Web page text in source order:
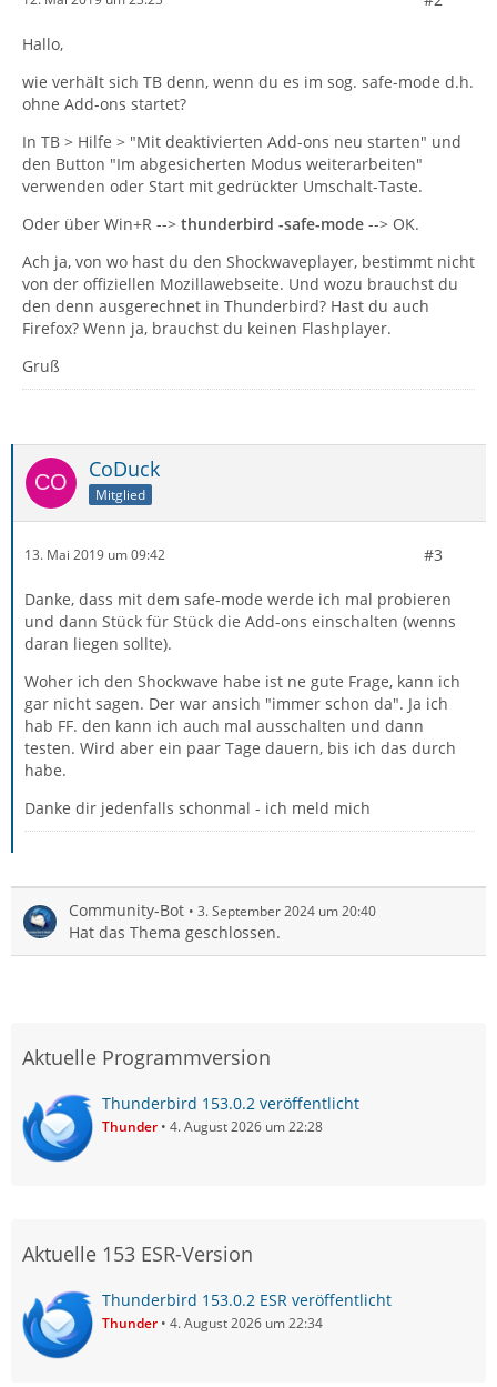
Hallo,
wie verhält sich TB denn, wenn du es im sog. safe-mode d.h.
ohne Add-ons startet?
In TB > Hilfe > "Mit deaktivierten Add-ons neu starten" und
den Button "Im abgesicherten Modus weiterarbeiten"
verwenden oder Start mit gedrückter Umschalt-Taste.
Oder über Win+R --> thunderbird -safe-mode --> OK.
Ach ja, von wo hast du den Shockwaveplayer, bestimmt nicht
von der offiziellen Mozillawebseite. Und wozu brauchst du
den denn ausgerechnet in Thunderbird? Hast du auch
Firefox? Wenn ja, brauchst du keinen Flashplayer.
Gruß
CoDuck
Mitglied
13. Mai 2019 um 09:42 #3
Danke, dass mit dem safe-mode werde ich mal probieren
und dann Stück für Stück die Add-ons einschalten (wenns
daran liegen sollte).
Woher ich den Shockwave habe ist ne gute Frage, kann ich
gar nicht sagen. Der war ansich "immer schon da". Ja ich
hab FF. den kann ich auch mal ausschalten und dann
testen. Wird aber ein paar Tage dauern, bis ich das durch
habe.
Danke dir jedenfalls schonmal - ich meld mich
Community-Bot 3. September 2024 um 20:40
Hat das Thema geschlossen.
Aktuelle Programmversion
Thunderbird 153.0.2 veröffentlicht
Thunder 4. August 2026 um 22:28
Aktuelle 153 ESR-Version
Thunderbird 153.0.2 ESR veröffentlicht
Thunder 4. August 2026 um 22:34